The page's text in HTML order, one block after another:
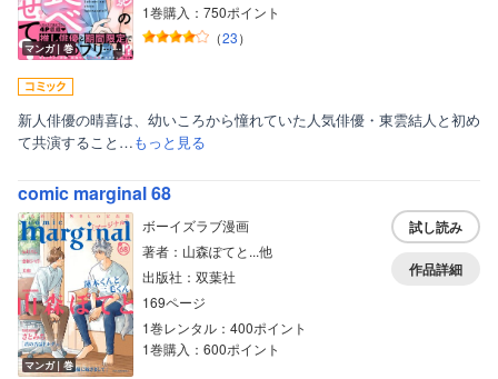
マンガ｜巻
1巻購入：750ポイント
（23）
新人俳優の晴喜は、幼いころから憧れていた人気俳優・東雲結人と初め
て共演すること…もっと見る
comic marginal 68
マンガ｜巻
ボーイズラブ漫画
著者：山森ぽてと...他
出版社：双葉社
169ページ
1巻レンタル：400ポイント
1巻購入：600ポイント
試し読み
作品詳細